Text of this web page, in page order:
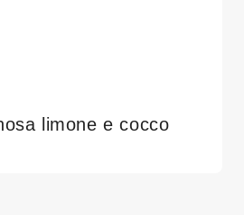
limone e cocco